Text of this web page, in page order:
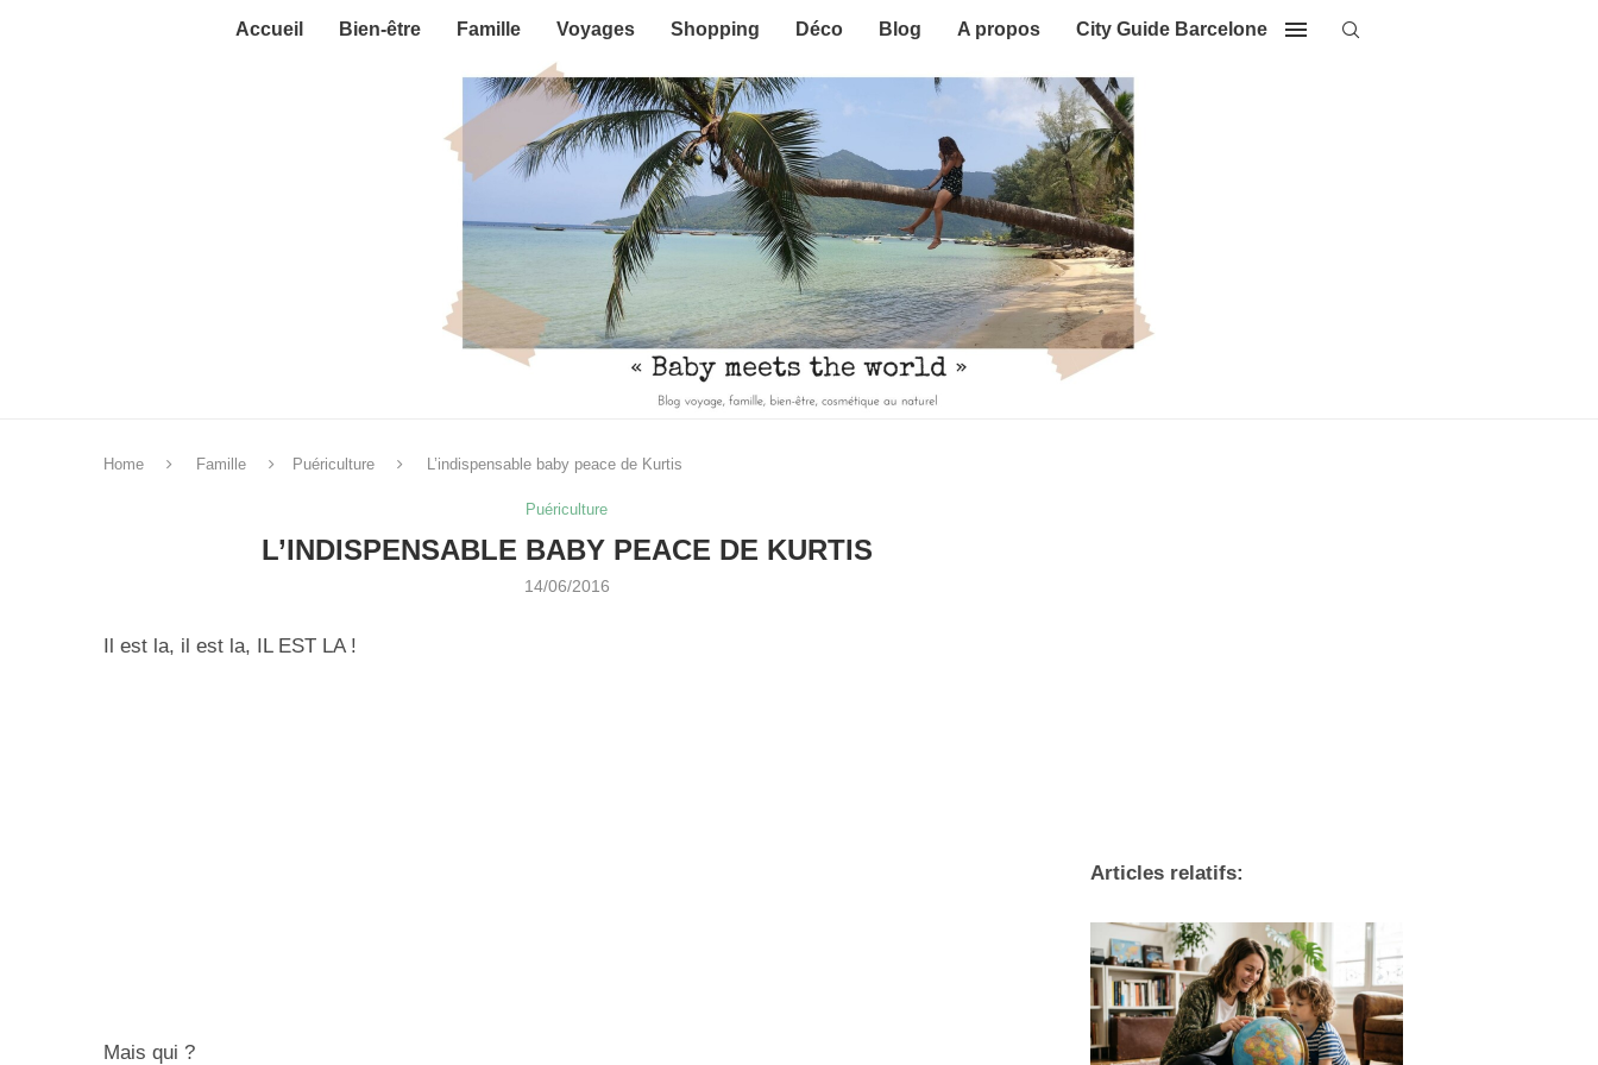
Accueil Bien-être Famille Voyages Shopping Déco Blog A propos City Guide Barcelone
Home Famille Puériculture L’indispensable baby peace de Kurtis
Puériculture
L’INDISPENSABLE BABY PEACE DE KURTIS
14/06/2016
Il est la, il est la, IL EST LA !
Mais qui ?
Articles relatifs: